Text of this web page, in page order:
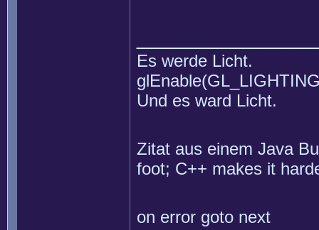
Es werde Licht.
Und es ward Licht.
Zitat aus einem Java
foot; C++ makes it
on error goto next